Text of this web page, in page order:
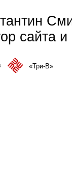
сайта
is external)«Три-В»